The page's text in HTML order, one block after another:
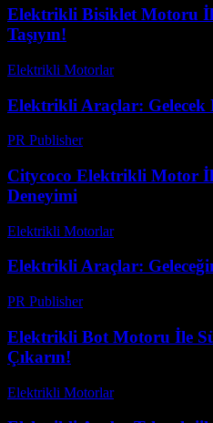
Elektrikli Bisiklet Motoru
Taşıyın!
Elektrikli Motorlar-
Elektrikli Araçlar: Gelecek
PR Publisher-
Citycoco Elektrikli Motor
Deneyimi
Elektrikli Motorlar-
Elektrikli Araçlar:
PR Publisher-
Elektrikli Bot Motoru İle
Çıkarın!
Elektrikli Motorlar-